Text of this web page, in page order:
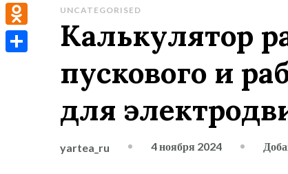
UNCATEGORISED
Калькулятор
пускового и
для
yartea_ru 4 ноября 2024
Telegram
Odnoklassniki